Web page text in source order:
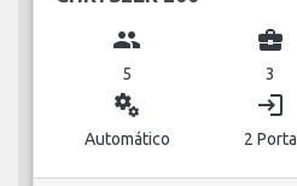
group
5
business_center
3
miscellaneous_services
Automático
login
2 Porta